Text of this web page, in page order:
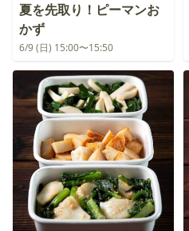
夏を先取り！ピーマンお
かず
6/9 (日) 15:00〜15:50